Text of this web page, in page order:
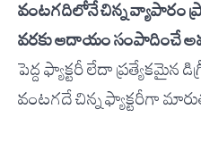
వంటగదిలోనే చిన్న వ్యాపారం
వరకు ఆదాయం సంపాదించే
పెద్ద ఫ్యాక్టరీ లేదా ప్రత్యేకమైన
వంటగదే చిన్న ఫ్యాక్టరీగా